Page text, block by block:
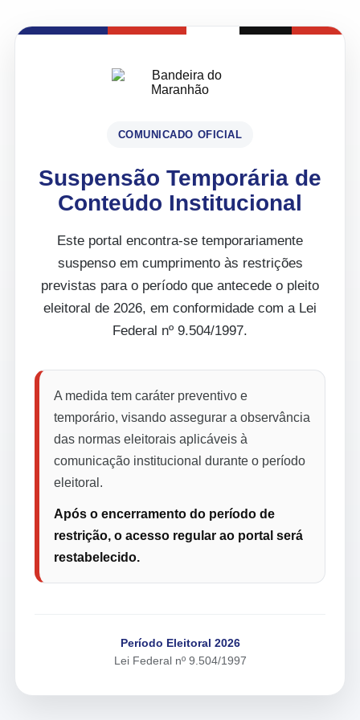
COMUNICADO OFICIAL
Suspensão Temporária de
Conteúdo Institucional
Este portal encontra-se temporariamente
suspenso em cumprimento às restrições
previstas para o período que antecede o pleito
eleitoral de 2026, em conformidade com a Lei
Federal nº 9.504/1997.
A medida tem caráter preventivo e
temporário, visando assegurar a observância
das normas eleitorais aplicáveis à
comunicação institucional durante o período
eleitoral.
Após o encerramento do período de
restrição, o acesso regular ao portal será
restabelecido.
Período Eleitoral 2026
Lei Federal nº 9.504/1997